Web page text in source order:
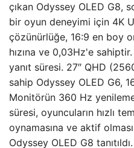
çıkan Odyssey OLED G8,
bir oyun deneyimi için 4K
çözünürlüğe, 16:9 en boy
hızına ve 0,03Hz'e
yanıt süresi. 27″ QHD
sahip Odyssey OLED G6,
Monitörün 360 Hz
süresi, oyuncuların hızlı
oynamasına ve aktif
Odyssey OLED G8